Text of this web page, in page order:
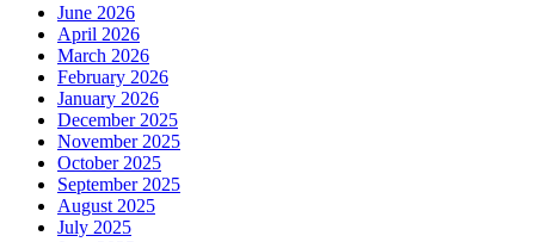
June 2026
April 2026
March 2026
February 2026
January 2026
December 2025
November 2025
October 2025
September 2025
August 2025
July 2025